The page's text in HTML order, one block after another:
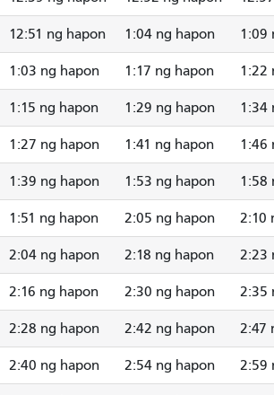
12:51 ng hapon 1:04 ng hapon 1:09
1:03 ng hapon 1:17 ng hapon 1:22
1:15 ng hapon 1:29 ng hapon 1:34
1:27 ng hapon 1:41 ng hapon 1:46
1:39 ng hapon 1:53 ng hapon 1:58
1:51 ng hapon 2:05 ng hapon 2:10
2:04 ng hapon 2:18 ng hapon 2:23
2:16 ng hapon 2:30 ng hapon 2:35
2:28 ng hapon 2:42 ng hapon 2:47
2:40 ng hapon 2:54 ng hapon 2:59